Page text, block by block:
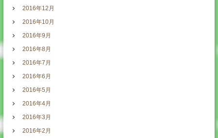
2016年12月
2016年10月
2016年9月
2016年8月
2016年7月
2016年6月
2016年5月
2016年4月
2016年3月
2016年2月